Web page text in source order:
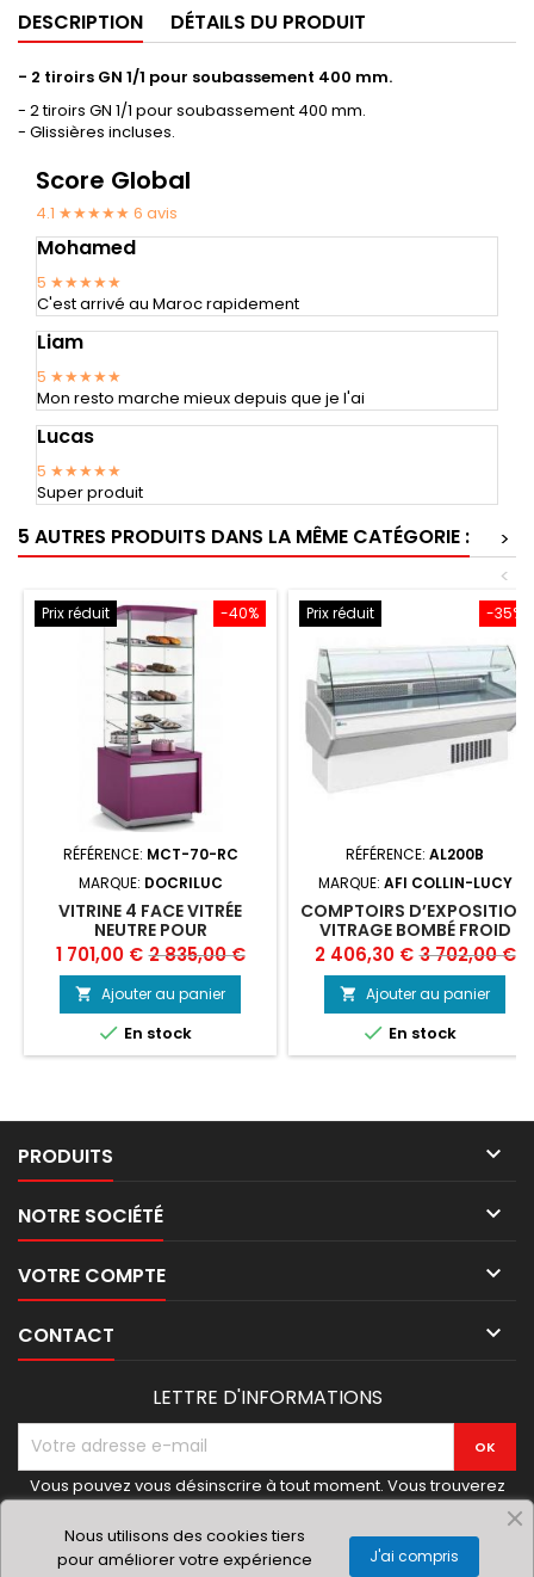
DESCRIPTION DÉTAILS DU PRODUIT
- 2 tiroirs GN 1/1 pour soubassement 400 mm.
- 2 tiroirs GN 1/1 pour soubassement 400 mm.
- Glissières incluses.
Score Global
4.1 ★★★★★ 6 avis
Mohamed
5 ★★★★★
C'est arrivé au Maroc rapidement
Liam
5 ★★★★★
Mon resto marche mieux depuis que je l'ai
Lucas
5 ★★★★★
Super produit
5 AUTRES PRODUITS DANS LA MÊME CATÉGORIE :
>
<
-40%
Prix réduit
RÉFÉRENCE: MCT-70-RC
MARQUE: DOCRILUC
VITRINE 4 FACE VITRÉE
NEUTRE POUR
VIENNOISERIES -
700X700X1850 MM -
DOCRILUC
Prix
1 701,00 € Prix
de
base
2 835,00 €
 Ajouter au panier
 En stock
-35%
Prix réduit
RÉFÉRENCE: AL200B
MARQUE: AFI COLLIN-LUCY
COMPTOIRS D’EXPOSITION
VITRAGE BOMBÉ FROID
STATIQUE (AL200B)
Prix
2 406,30 € Prix
de
base
3 702,00 €
 Ajouter au panier
 En stock
PRODUITS 
NOTRE SOCIÉTÉ 
VOTRE COMPTE 
CONTACT 
LETTRE D'INFORMATIONS
Vous pouvez vous désinscrire à tout moment. Vous trouverez
pour cela nos informations de contact dans les conditions
d'utilisation du site.
Nous utilisons des cookies tiers
pour améliorer votre expérience
J'ai compris